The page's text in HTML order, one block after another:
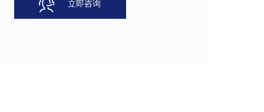
立即咨询